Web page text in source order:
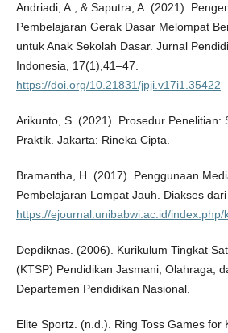
Andriadi, A., & Saputra, A. (2021).
Pembelajaran Gerak Dasar Melompat
untuk Anak Sekolah Dasar. Jurnal
Indonesia, 17(1),41–47.
https://doi.org/10.21831/jpji.v17i1.35422
Arikunto, S. (2021). Prosedur Penelitian:
Praktik. Jakarta: Rineka Cipta.
Bramantha, H. (2017). Penggunaan
Pembelajaran Lompat Jauh. Diakses dari
https://ejournal.unibabwi.ac.id/
Depdiknas. (2006). Kurikulum Tingkat
(KTSP) Pendidikan Jasmani, Olahraga,
Departemen Pendidikan Nasional.
Elite Sportz. (n.d.). Ring Toss Games for